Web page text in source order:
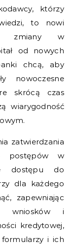
którzy
to nowi
zmiany w
od nowych
chcą, aby
nowoczesne
skrócą czas
wiarygodność
zatwierdzania
postępów w
dostępu do
dla każdego
zapewniając
wniosków i
kredytowej,
i ich